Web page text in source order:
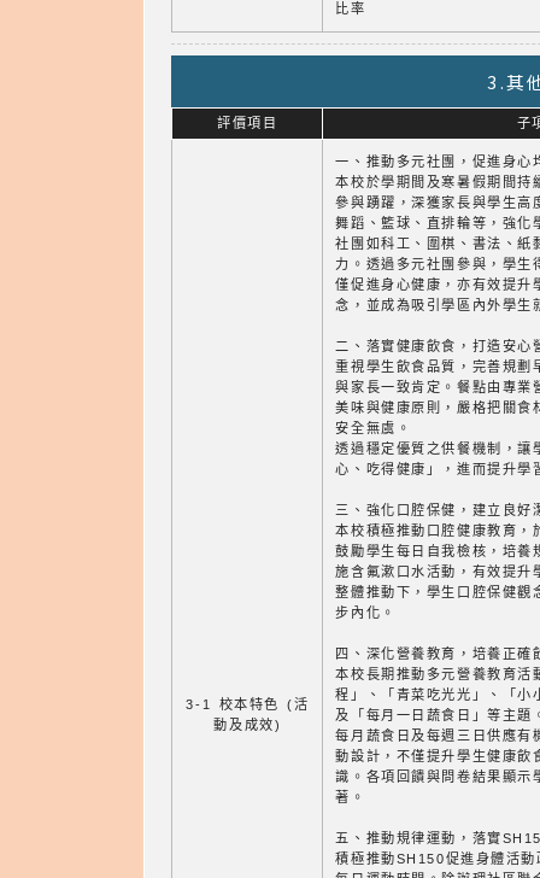
比率
3.其
評價項目 子
3-1 校本特色 (活
動及成效)
一、推動多元社團，促進身心
本校於學期間及寒暑假期間持
參與踴躍，深獲家長與學生高
舞蹈、籃球、直排輪等，強化
社團如科工、圍棋、書法、紙
力。透過多元社團參與，學生
僅促進身心健康，亦有效提升
念，並成為吸引學區內外學生
二、落實健康飲食，打造安心
重視學生飲食品質，完善規劃
與家長一致肯定。餐點由專業
美味與健康原則，嚴格把關食
安全無虞。
透過穩定優質之供餐機制，讓
心、吃得健康」，進而提升學
三、強化口腔保健，建立良好
本校積極推動口腔健康教育，
鼓勵學生每日自我檢核，培養
施含氟漱口水活動，有效提升
整體推動下，學生口腔保健觀
步內化。
四、深化營養教育，培養正確
本校長期推動多元營養教育活
程」、「青菜吃光光」、「
及「每月一日蔬食日」等主題
每月蔬食日及每週三日供應有
動設計，不僅提升學生健康飲
識。各項回饋與問卷結果顯示
著。
五、推動規律運動，落實
積極推動SH150促進身體活